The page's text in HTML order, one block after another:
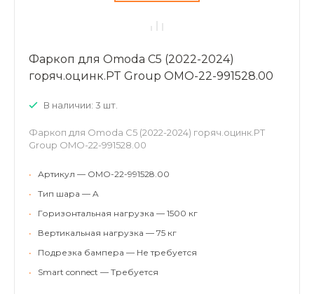
Фаркоп для Omoda C5 (2022-2024)
горяч.оцинк.PT Group OMO-22-991528.00
В наличии: 3 шт.
Фаркоп для Omoda C5 (2022-2024) горяч.оцинк.PT
Group OMO-22-991528.00
•
Артикул — OMO-22-991528.00
•
Тип шара — A
•
Горизонтальная нагрузка — 1500 кг
•
Вертикальная нагрузка — 75 кг
•
Подрезка бампера — Не требуется
•
Smart connect — Требуется